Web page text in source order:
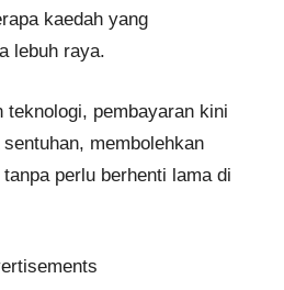
kaedah yang
lebuh raya.
teknologi, pembayaran kini
membolehkan
perlu berhenti lama di